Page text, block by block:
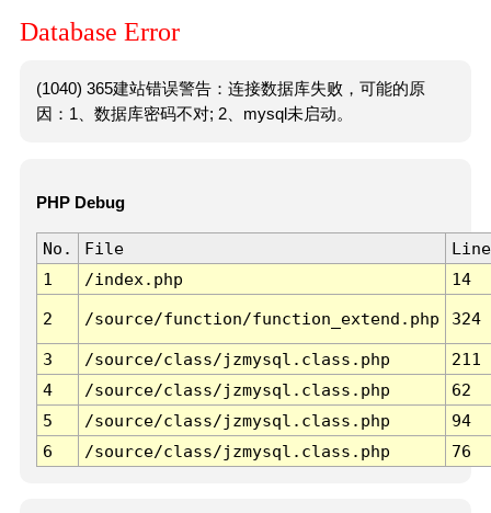
Database Error
(1040) 365建站错误警告：连接数据库失败，可能的原
因：1、数据库密码不对; 2、mysql未启动。
PHP Debug
No. File
Line
1
/index.php 14
2 /source/function/function_extend.php 324
3 /source/class/jzmysql.class.php
211
4
/source/class/jzmysql.class.php
62
5
/source/class/jzmysql.class.php
94
6
/source/class/jzmysql.class.php 76